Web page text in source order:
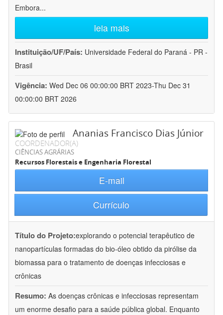
Embora...
leia mais
Instituição/UF/País: Universidade Federal do Paraná - PR -
Brasil
Vigência: Wed Dec 06 00:00:00 BRT 2023-Thu Dec 31
00:00:00 BRT 2026
Ananias Francisco Dias Júnior
COORDENADOR(A)
CIÊNCIAS AGRÁRIAS
Recursos Florestais e Engenharia Florestal
E-mail
Currículo
Título do Projeto:explorando o potencial terapêutico de
nanopartículas formadas do bio-óleo obtido da pirólise da
biomassa para o tratamento de doenças infecciosas e
crônicas
Resumo: As doenças crônicas e infecciosas representam
um enorme desafio para a saúde pública global. Enquanto